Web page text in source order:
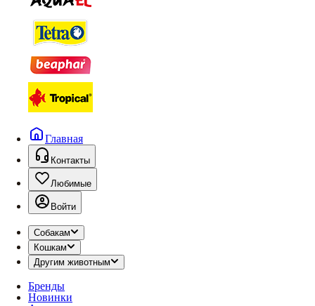
Главная
Контакты
Любимые
Войти
Собакам
Кошкам
Другим животным
Бренды
Новинки